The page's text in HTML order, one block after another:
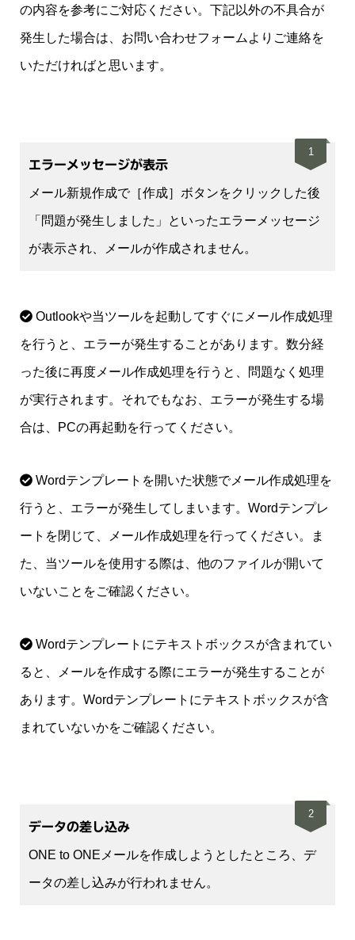
の内容を参考にご対応ください。下記以外の不具合が
発生した場合は、お問い合わせフォームよりご連絡を
いただければと思います。
1
エラーメッセージが表示
メール新規作成で［作成］ボタンをクリックした後
「問題が発生しました」といったエラーメッセージ
が表示され、メールが作成されません。
Outlookや当ツールを起動してすぐにメール作成処理
を行うと、エラーが発生することがあります。数分経
った後に再度メール作成処理を行うと、問題なく処理
が実行されます。それでもなお、エラーが発生する場
合は、PCの再起動を行ってください。
Wordテンプレートを開いた状態でメール作成処理を
行うと、エラーが発生してしまいます。Wordテンプレ
ートを閉じて、メール作成処理を行ってください。ま
た、当ツールを使用する際は、他のファイルが開いて
いないことをご確認ください。
Wordテンプレートにテキストボックスが含まれてい
ると、メールを作成する際にエラーが発生することが
あります。Wordテンプレートにテキストボックスが含
まれていないかをご確認ください。
2
データの差し込み
ONE to ONEメールを作成しようとしたところ、デ
ータの差し込みが行われません。